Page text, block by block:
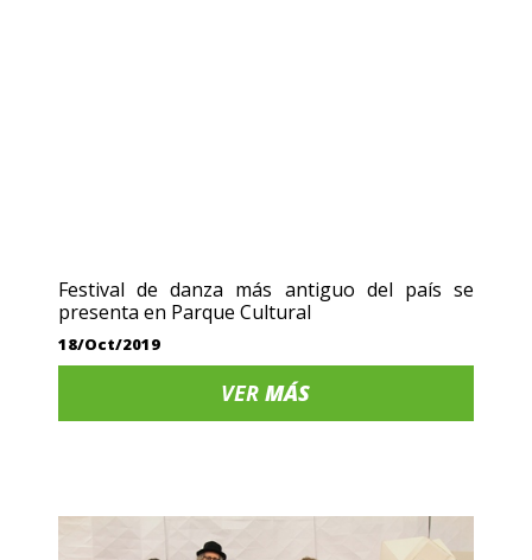
Festival de danza más antiguo del país se
presenta en Parque Cultural
18/Oct/2019
VERMÁS